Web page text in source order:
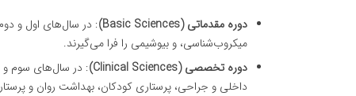
دوره مقدماتی (Basic Sciences)
: در سال‌های اول و
میکروب‌شناسی، و بیوشیمی را فرا می‌گیرند.
دوره تخصصی (Clinical Sciences)
: در سال‌های سوم و
داخلی و جراحی، پرستاری کودکان، بهداشت روان و